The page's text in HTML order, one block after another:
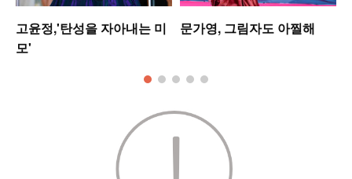
고윤정,'탄성을 자아내는 미
모'
문가영, 그림자도 아찔해